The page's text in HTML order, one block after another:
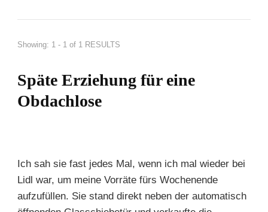
Showing: 1 - 1 of 1 RESULTS
Späte Erziehung für eine
Obdachlose
Ich sah sie fast jedes Mal, wenn ich mal wieder bei
Lidl war, um meine Vorräte fürs Wochenende
aufzufüllen. Sie stand direkt neben der automatisch